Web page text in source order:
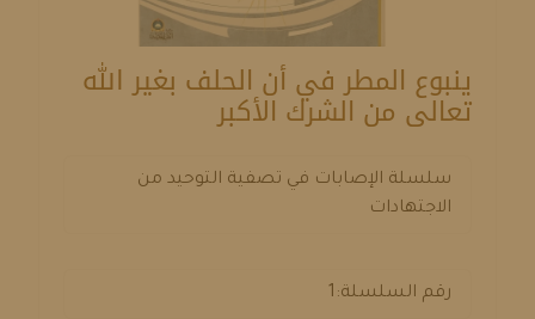
ينبوع المطر في أن الحلف بغير الله
تعالى من الشرك الأكبر
سلسلة الإصابات في تصفية التوحيد من
الاجتهادات
رقم السلسلة:1